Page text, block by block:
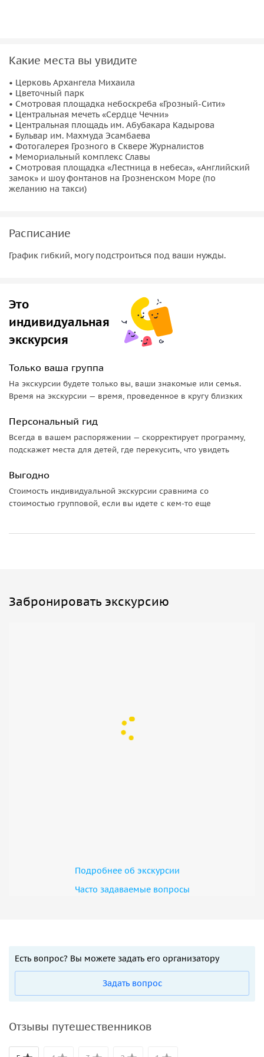
Л. Н. Толстого.
Начиная с XIX века Чечня пережила различные
трагические события, в том числе военные. Так Грозный
после 1994 года лежал в руинах и был признан ООН
наиболее разрушенным городом после Второй мировой
войны. С 2005 года, подобно Фениксу, он возродился из
пепла и превратился в современный город с динамично
развивающейся экономикой и инвестиционным
потенциалом.
По маршруту вы сможете увидеть ряд
памятников и зданий
шоу фонтанов на Грозненском Море.
Вам гарантированиндивидуальный подход и гибкий
маршрутв соответствии с вашими пожеланиями и
могу поделиться информацией из первых рук и своим
опытом. Благодаря многолетнему опыту общения с
представителями разных стран, культур и верований, я
а также познавательно и приятного провести время в
Грозном в дружеской атмосфере.
Какие места вы увидите
• Церковь Архангела Михаила
• Цветочный парк
• Смотровая площадка небоскреба «Грозный-Сити»
• Центральная мечеть «Сердце Чечни»
• Центральная площадь им. Абубакара Кадырова
• Бульвар им. Махмуда Эсамбаева
• Фотогалерея Грозного в Сквере Журналистов
• Мемориальный комплекс Славы
• Смотровая площадка «Лестница в небеса», «Английский
замок» и шоу фонтанов на Грозненском Море (по
желанию на такси)
Расписание
График гибкий, могу подстроиться под ваши нужды.
Это
индивидуальная
экскурсия
Только ваша группа
На экскурсии будете только вы, ваши знакомые или семья.
Время на экскурсии — время, проведенное в кругу близких
Персональный гид
Всегда в вашем распоряжении — скорректирует программу,
подскажет места для детей, где перекусить, что увидеть
Выгодно
Стоимость индивидуальной экскурсии сравнима со
стоимостью групповой, если вы идете с кем-то еще
Забронировать экскурсию
Подробнее об экскурсии
Часто задаваемые вопросы
Есть вопрос? Вы можете задать его организатору
Задать вопрос
Отзывы путешественников